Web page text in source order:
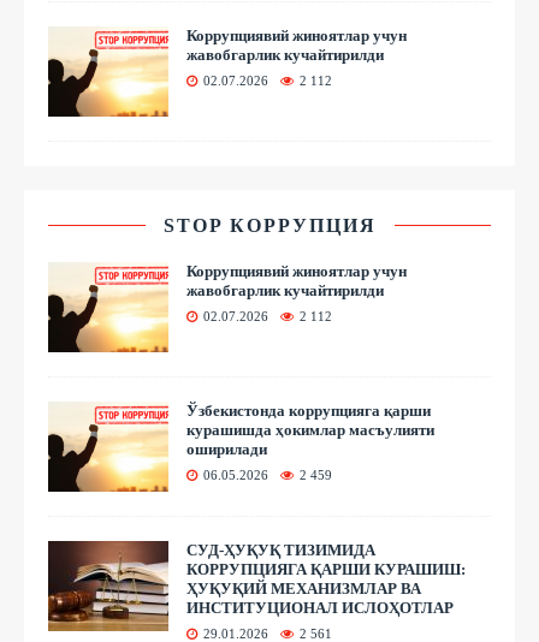
Коррупциявий жиноятлар учун
жавобгарлик кучайтирилди
02.07.2026 2 112
STOP КОРРУПЦИЯ
Коррупциявий жиноятлар учун
жавобгарлик кучайтирилди
02.07.2026 2 112
Ўзбекистонда коррупцияга қарши
курашишда ҳокимлар масъулияти
оширилади
06.05.2026 2 459
СУД-ҲУҚУҚ ТИЗИМИДА
КОРРУПЦИЯГА ҚАРШИ КУРАШИШ:
ҲУҚУҚИЙ МЕХАНИЗМЛАР ВА
ИНСТИТУЦИОНАЛ ИСЛОҲОТЛАР
29.01.2026 2 561